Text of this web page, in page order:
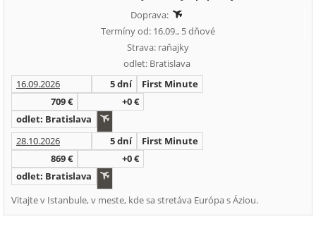
Doprava:
Termíny od: 16.09., 5 dňové
Strava: raňajky
odlet: Bratislava
16.09.2026
5 dní
First Minute
709 €
+0 €
odlet: Bratislava
28.10.2026
5 dní
First Minute
869 €
+0 €
odlet: Bratislava
Vitajte v Istanbule, v meste, kde sa stretáva Európa s Áziou.